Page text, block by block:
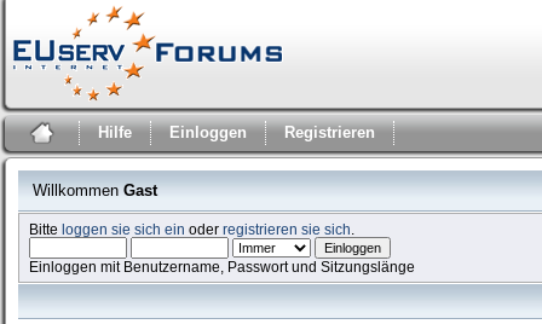
Hilfe Einloggen Registrieren
Willkommen Gast
Bitteloggen sie sich ein oderregistrieren sie sich
Einloggen mit Benutzername, Passwort und Sitzungslänge